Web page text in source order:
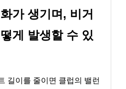
가 생기며, 비거
게 발생할 수 있
길이를 줄이면 클럽의 밸런